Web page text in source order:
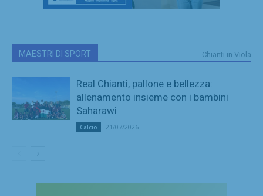
MAESTRI DI SPORT Chianti in Viola
Real Chianti, pallone e bellezza:
allenamento insieme con i bambini
Saharawi
Calcio 21/07/2026